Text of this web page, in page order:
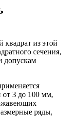
из этой
сечения,
допускам
от 3 до 100 мм,
ряды,